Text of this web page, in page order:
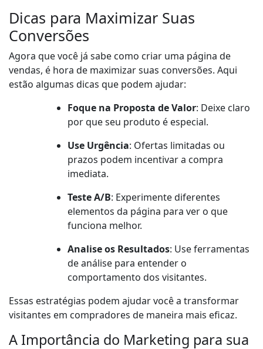
Dicas para Maximizar Suas
Conversões
Agora que você já sabe como criar uma página de
vendas, é hora de maximizar suas conversões. Aqui
estão algumas dicas que podem ajudar:
Foque na Proposta de Valor: Deixe claro
por que seu produto é especial.
Use Urgência: Ofertas limitadas ou
prazos podem incentivar a compra
imediata.
Teste A/B: Experimente diferentes
elementos da página para ver o que
funciona melhor.
Analise os Resultados: Use ferramentas
de análise para entender o
comportamento dos visitantes.
Essas estratégias podem ajudar você a transformar
visitantes em compradores de maneira mais eficaz.
A Importância do Marketing para sua